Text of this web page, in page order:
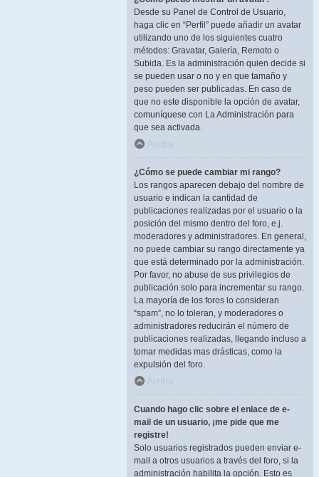
Desde su Panel de Control de Usuario,
haga clic en “Perfil” puede añadir un avatar
utilizando uno de los siguientes cuatro
métodos: Gravatar, Galería, Remoto o
Subida. Es la administración quien decide si
se pueden usar o no y en que tamaño y
peso pueden ser publicadas. En caso de
que no este disponible la opción de avatar,
comuníquese con La Administración para
que sea activada.
Arriba
¿Cómo se puede cambiar mi rango?
Los rangos aparecen debajo del nombre de
usuario e indican la cantidad de
publicaciones realizadas por el usuario o la
posición del mismo dentro del foro, e.j.
moderadores y administradores. En general,
no puede cambiar su rango directamente ya
que está determinado por la administración.
Por favor, no abuse de sus privilegios de
publicación solo para incrementar su rango.
La mayoría de los foros lo consideran
“spam”, no lo toleran, y moderadores o
administradores reducirán el número de
publicaciones realizadas, llegando incluso a
tomar medidas mas drásticas, como la
expulsión del foro.
Arriba
Cuando hago clic sobre el enlace de e-
mail de un usuario, ¡me pide que me
registre!
Solo usuarios registrados pueden enviar e-
mail a otros usuarios a través del foro, si la
administración habilita la opción. Esto es